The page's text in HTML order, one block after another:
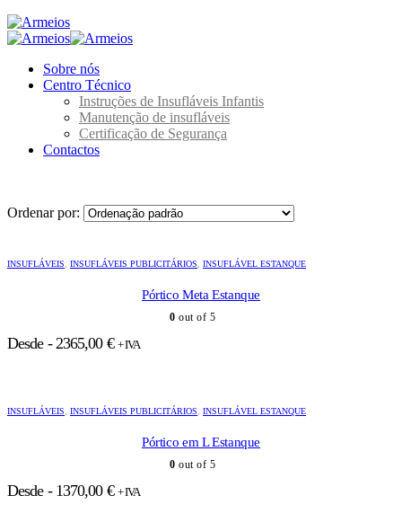
Sobre nós
Centro Técnico
Instruções de Insufláveis Infantis
Manutenção de insufláveis
Certificação de Segurança
Contactos
Ordenar por:
INSUFLÁVEIS INSUFLÁVEIS PUBLICITÁRIOS INSUFLÁVEL ESTANQUE
Pórtico Meta Estanque
0 out of 5
Desde -2365,00 € + IVA
INSUFLÁVEIS INSUFLÁVEIS PUBLICITÁRIOS INSUFLÁVEL ESTANQUE
Pórtico em L Estanque
0 out of 5
Desde - 1370,00 € + IVA